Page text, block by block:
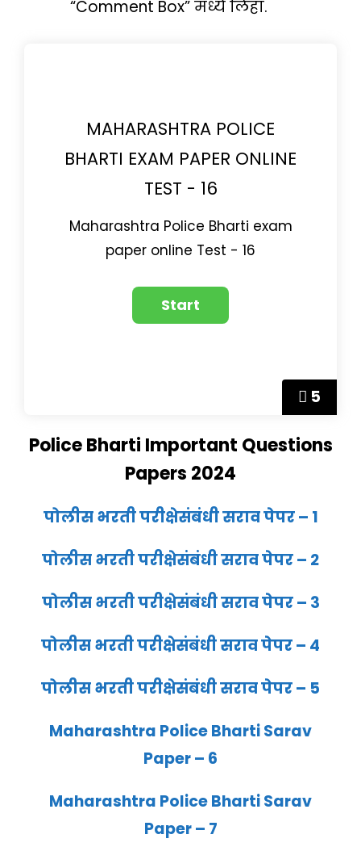
“Comment Box” मध्ये लिहा.
5
MAHARASHTRA POLICE
BHARTI EXAM PAPER ONLINE
TEST - 16
Maharashtra Police Bharti exam
paper online Test - 16
Police Bharti Important Questions
Papers 2024
पोलीस भरती परीक्षेसंबंधी सराव पेपर – 1
पोलीस भरती परीक्षेसंबंधी सराव पेपर – 2
पोलीस भरती परीक्षेसंबंधी सराव पेपर – 3
पोलीस भरती परीक्षेसंबंधी सराव पेपर – 4
पोलीस भरती परीक्षेसंबंधी सराव पेपर – 5
Maharashtra Police Bharti Sarav
Paper – 6
Maharashtra Police Bharti Sarav
Paper – 7